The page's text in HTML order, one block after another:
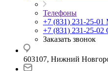
Телефоны
+7 (831) 231-25-01
+7 (831) 231-25-02
Заказать звонок
603107, Нижний